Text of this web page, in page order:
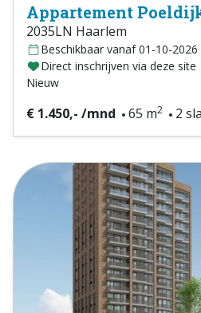
Appartement
2035LN Haarlem
Beschikbaar vanaf 01-10-2026
Direct inschrijven via deze site
Nieuw
€ 1.450,- /mnd 65 m2 2